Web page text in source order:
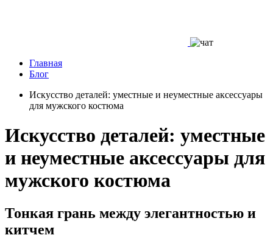
Главная
Блог
Искусство деталей: уместные и неуместные аксессуары
для мужского костюма
Искусство деталей: уместные
и неуместные аксессуары для
мужского костюма
Тонкая грань между элегантностью и
китчем